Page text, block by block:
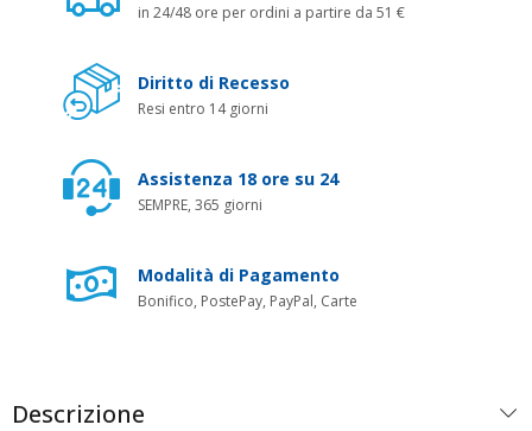
in 24/48 ore per ordini a partire da 51 €
Diritto di Recesso
Resi entro 14 giorni
Assistenza 18 ore su 24
SEMPRE, 365 giorni
Modalità di Pagamento
Bonifico, PostePay, PayPal, Carte
Descrizione